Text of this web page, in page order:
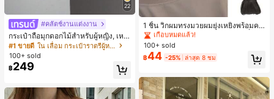
22
#คลัตช์งานแต่งงาน
กระเป๋าถือมุกดอกไม้สำหรับผู้หญิง, เหม
าะสำหรับชุดราตรี, ชุดบอล, เครื่องประ
ดับงานแต่งงาน, กระเป๋าสตางค์สุภาพส
ตรีหรูหรา, ของขวัญสำหรับผู้หญิง (ลาย
สุ่ม)
#1 ขายดี
ใน เลื่อม กระเป๋าราตรีผู้หญิง
100+ sold
฿249
1 ชิ้น วิกผมทรงมวยผมยุ่งเหยิงพร้อมคลิ
ปหนีบผม, คลิปหนีบผมสังเคราะห์ที่ได้รั
บการอัปเกรดแฟชั่น, วิกผมเส้นใยทนคว
ามร้อนสูงที่ออกแบบมาสำหรับผู้หญิง, ใ
ช้งานง่ายโดยไม่ต้องใช้เครื่องมือ, เหมา
ะสำหรับสไตล์สบายๆ, อุปกรณ์เสริมผมที่
สมบูรณ์แบบสำหรับผู้หญิง คลิปหนีบผม
คลิปหนีบผมสบายๆ แฟชั่นผม คลิปหนีบ
ผมหรูหรา ฤดูร้อน ชายหาด วันหยุด
#3 ขายดี
ใน เส้นใยสังเคราะห์ เครื่องประดับผมผู้หญิง
เกือบหมดแล้ว!
#3 ขายดี
เกือบหมดแล้ว!
#3 ขายดี
เกือบหมดแล้ว!
#3 ขายดี
ใน เส้นใยสังเคราะห์ เครื่องประดับผมผู้หญิง
100+ sold
฿44 -25% ล่าสุด 8 ชม